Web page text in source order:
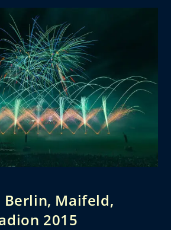
Berlin, Maifeld,
2015